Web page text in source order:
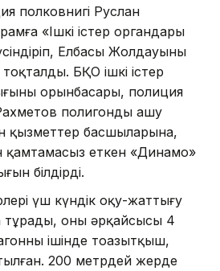
полковнигі Руслан
«Ішкі істер органдары
Елбасы Жолдауының
БҚО ішкі істер
орынбасары, полиция
полигонды ашу
қызметтер басшыларына,
қамтамасыз еткен «Динамо»
білдірді.
үш күндік оқу-жаттығу
тұрады, оның әрқайсысы 4
ішінде тоңазытқыш,
200 метрдей жерде